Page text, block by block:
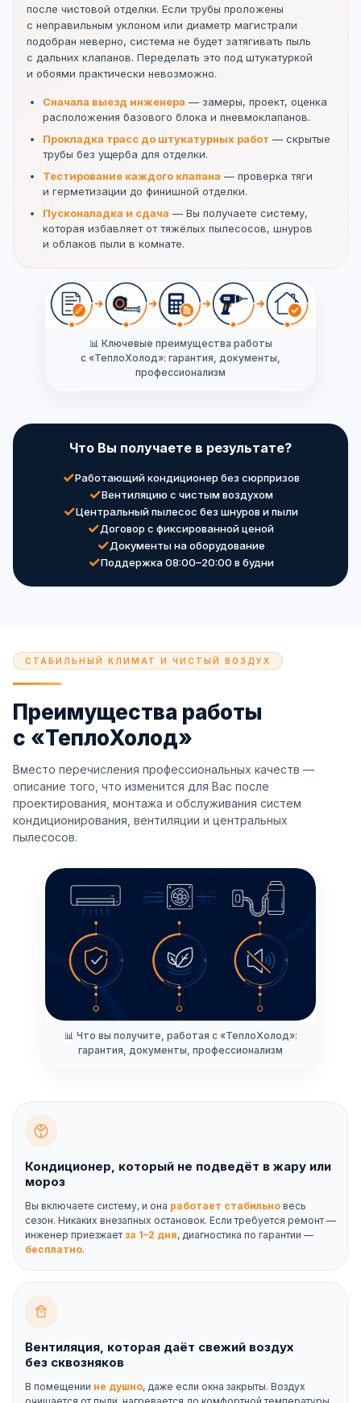
после чистовой отделки. Если трубы проложены
с неправильным уклоном или диаметр магистрали
подобран неверно, система не будет затягивать пыль
с дальних клапанов. Переделать это под штукатуркой
и обоями практически невозможно.
Сначала выезд инженера — замеры, проект, оценка
расположения базового блока и пневмоклапанов.
Прокладка трасс до штукатурных работ — скрытые
трубы без ущерба для отделки.
Тестирование каждого клапана — проверка тяги
и герметизации до финишной отделки.
Пусконаладка и сдача — Вы получаете систему,
которая избавляет от тяжёлых пылесосов, шнуров
и облаков пыли в комнате.
📊 Ключевые преимущества работы
с «ТеплоХолод»: гарантия, документы,
профессионализм
Что Вы получаете в результате?
Работающий кондиционер без сюрпризов
Вентиляцию с чистым воздухом
Центральный пылесос без шнуров и пыли
Договор с фиксированной ценой
Документы на оборудование
Поддержка 08:00–20:00 в будни
СТАБИЛЬНЫЙ КЛИМАТ И ЧИСТЫЙ ВОЗДУХ
Преимущества работы
с «ТеплоХолод»
Вместо перечисления профессиональных качеств —
описание того, что изменится для Вас после
проектирования, монтажа и обслуживания систем
кондиционирования, вентиляции и центральных
пылесосов.
📊 Что вы получите, работая с «ТеплоХолод»:
гарантия, документы, профессионализм
Кондиционер, который не подведёт в жару или
мороз
Вы включаете систему, и она работает стабильно весь
сезон. Никаких внезапных остановок. Если требуется ремонт —
инженер приезжает за 1–2 дня, диагностика по гарантии —
бесплатно.
Вентиляция, которая даёт свежий воздух
без сквозняков
В помещении не душно, даже если окна закрыты. Воздух